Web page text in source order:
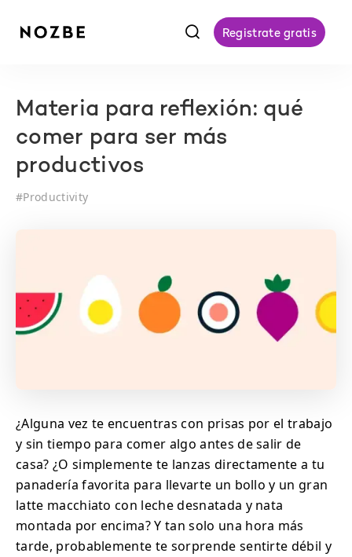
f Registrate gratis
Materia para reflexión: qué
comer para ser más
productivos
#Productivity
¿Alguna vez te encuentras con prisas por el trabajo
y sin tiempo para comer algo antes de salir de
casa? ¿O simplemente te lanzas directamente a tu
panadería favorita para llevarte un bollo y un gran
latte macchiato con leche desnatada y nata
montada por encima? Y tan solo una hora más
tarde, probablemente te sorprende sentirte débil y